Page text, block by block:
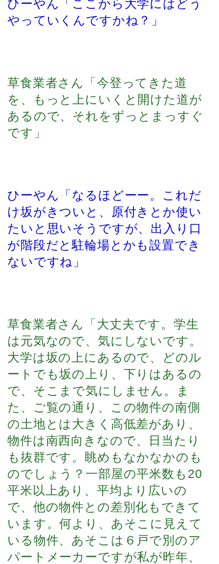
ひーやん「ここから大学にはどう
やっていくんですかね？」
草食業者さん「今登ってきた道
を、もっと上にいくと開けた道が
あるので、それをずっとまっすぐ
です」
ひーやん「なるほどーー。これだ
け坂がきついと、原付きとか使い
たいと思いそうですが、出入り口
が階段だと駐輪場とかも設置でき
ないですね」
草食業者さん「大丈夫です。学生
は元気なので、気にしないです。
大学は坂の上にあるので、どのル
ートでも坂の上り、下りはあるの
で、そこまで気にしません。ま
た、ご覧の通り、この物件の南側
の土地とは大きく高低差があり、
物件は南西向きなので、日当たり
も抜群です。眺めもなかなかのも
のでしょう？一部屋の平米数も20
平米以上あり、平均より広いの
で、他の物件との差別化もできて
います。何より、あそこに見えて
いる物件、あそこは６戸で別のア
パートメーカーですが私が昨年、